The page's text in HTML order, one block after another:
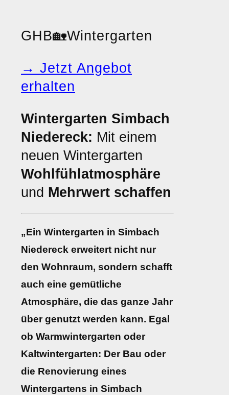
GHB🏡Wintergarten
→ Jetzt Angebot
erhalten
Wintergarten Simbach
Niedereck: Mit einem
neuen Wintergarten
Wohlfühlatmosphäre
und Mehrwert schaffen
„Ein Wintergarten in Simbach
Niedereck erweitert nicht nur
den Wohnraum, sondern schafft
auch eine gemütliche
Atmosphäre, die das ganze Jahr
über genutzt werden kann. Egal
ob Warmwintergarten oder
Kaltwintergarten: Der Bau oder
die Renovierung eines
Wintergartens in Simbach